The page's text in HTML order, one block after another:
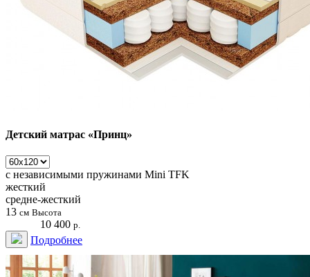
Детский матрас «Принц»
с независимыми пружинами Mini TFK
жесткий
средне-жесткий
13 см Высота
10 400 р.
Подробнее